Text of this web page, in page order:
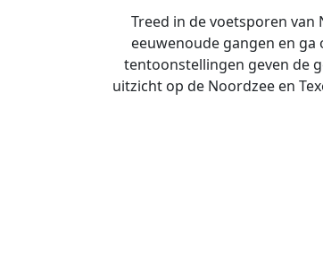
Treed in de voetsporen
eeuwenoude gangen en
tentoonstellingen geven de
uitzicht op de Noordzee en